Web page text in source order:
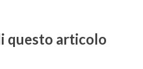
questo articolo